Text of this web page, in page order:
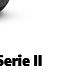
II